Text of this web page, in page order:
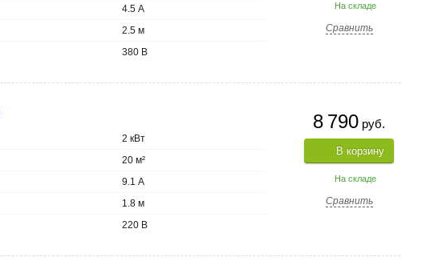
На складе
Сравнить
4.5 А
2.5 м
380 В
8 790 руб.
В корзину
На складе
Сравнить
2 кВт
20 м²
9.1 А
1.8 м
220 В